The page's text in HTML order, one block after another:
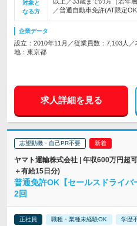
対象と
なる方
／普通自動車免許(AT限定
企業データ
設立：2010年11月／従業員数：7,103人／
地：東京都
求人詳細を見る
志望動機・自己PR不要
ヤマト運輸株式会社 | 年収600万円超
＋有給15日分)
普通免許OK【セールスドライ
2回
正社員 職種・業種未経験OK 学歴